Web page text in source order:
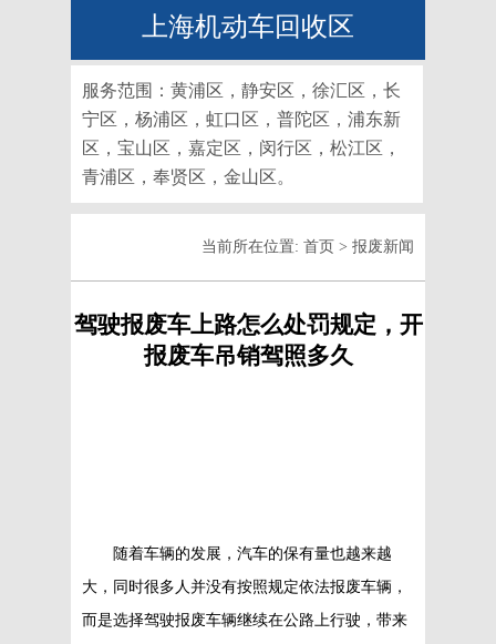
上海机动车回收区
服务范围：黄浦区，静安区，徐汇区，长
宁区，杨浦区，虹口区，普陀区，浦东新
区，宝山区，嘉定区，闵行区，松江区，
青浦区，奉贤区，金山区。
当前所在位置: 首页 > 报废新闻
驾驶报废车上路怎么处罚规定，开
报废车吊销驾照多久
随着车辆的发展，汽车的保有量也越来越
大，同时很多人并没有按照规定依法报废车辆，
而是选择驾驶报废车辆继续在公路上行驶，带来